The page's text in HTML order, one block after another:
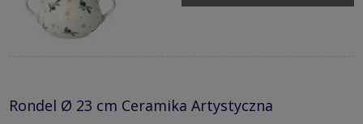
Rondel Ø 23 cm Ceramika Artystyczna